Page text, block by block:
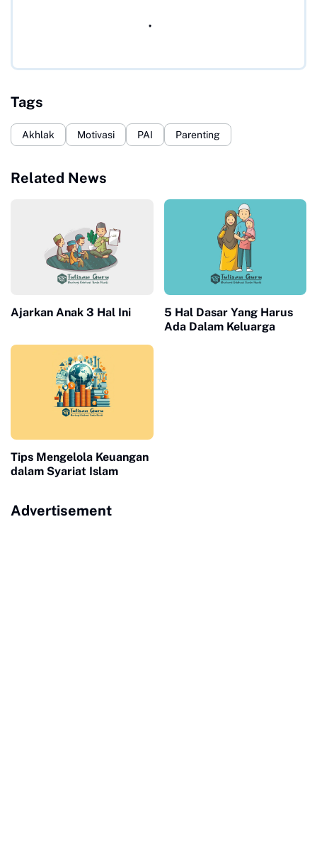
Tags
Akhlak Motivasi PAI Parenting
Related News
Ajarkan Anak 3 Hal Ini
5 Hal Dasar Yang Harus
Ada Dalam Keluarga
Tips Mengelola Keuangan
dalam Syariat Islam
Advertisement